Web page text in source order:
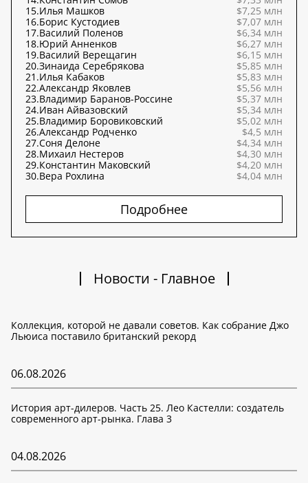
15.Илья Машков
$7,25 млн
16.Борис Кустодиев
$7,07 млн
17.Василий Поленов
$6,34 млн
18.Юрий Анненков
$6,27 млн
19.Василий Верещагин
$6,15 млн
20.Зинаида Серебрякова
$5,85 млн
21.Илья Кабаков
$5,83 млн
22.Александр Яковлев
$5,56 млн
23.Владимир Баранов-Россине
$5,37 млн
24.Иван Айвазовский
$5,34 млн
25.Владимир Боровиковский
$5,02 млн
26.Александр Родченко
$4,5 млн
27.Соня Делоне
$4,34 млн
28.Михаил Нестеров
$4,30 млн
29.Константин Маковский
$4,20 млн
30.Вера Рохлина $4,04 млн
Подробнее
Новости - Главное
Коллекция, которой не давали советов. Как собрание Джо
Льюиса поставило британский рекорд
06.08.2026
История арт-дилеров. Часть 25. Лео Кастелли: создатель
современного арт-рынка. Глава 3
04.08.2026